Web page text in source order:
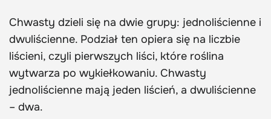
Chwasty dzieli się na dwie grupy: jednoliścienne i
dwuliścienne. Podział ten opiera się na liczbie
liścieni, czyli pierwszych liści, które roślina
wytwarza po wykiełkowaniu. Chwasty
jednoliścienne mają jeden liścień, a dwuliścienne
– dwa.